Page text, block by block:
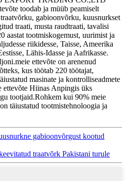
toodab ja müüb peamiselt
gabioonvõrku, kuusnurkset
traati, musta raudtraati, tavalisi
aastat tootmiskogemust, uurimist ja
riikidesse, Taisse, Ameerika
Lähis-Idasse ja Aafrikasse.
ettevõte on arenenud
kus töötab 220 töötajat,
masinate ja kontrolliseadmete
ettevõte Hiinas Anpingis üks
tootjaid.Rohkem kui 90% meie
täiustatud tootmistehnoloogia ja
gabioonvõrgust kootud
traatvõrk Pakistani turule